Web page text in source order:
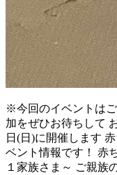
※今回のイベントは
加をぜひお待ちして
日(日)に開催します
ベント情報です！ 赤
１家族さま～ ご親族